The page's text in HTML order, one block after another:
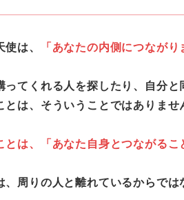
は、 「あなたの内側につなが
てくれる人を探したり、自分
は、そういうことではありませ
は、「あなた自身とつながるこ
周りの人と離れているからでは